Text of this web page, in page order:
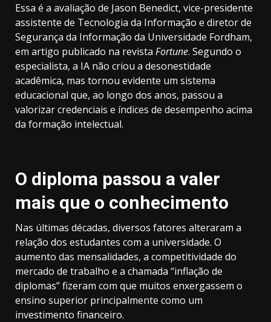
Essa é a avaliação de Jason Benedict, vice-presidente
assistente de Tecnologia da Informação e diretor de
Segurança da Informação da Universidade Fordham,
em artigo publicado na revista Fortune. Segundo o
especialista, a IA não criou a desonestidade
acadêmica, mas tornou evidente um sistema
educacional que, ao longo dos anos, passou a
valorizar credenciais e índices de desempenho acima
da formação intelectual.
O diploma passou a valer
mais que o conhecimento
Nas últimas décadas, diversos fatores alteraram a
relação dos estudantes com a universidade. O
aumento das mensalidades, a competitividade do
mercado de trabalho e a chamada “inflação de
diplomas” fizeram com que muitos enxergassem o
ensino superior principalmente como um
investimento financeiro.